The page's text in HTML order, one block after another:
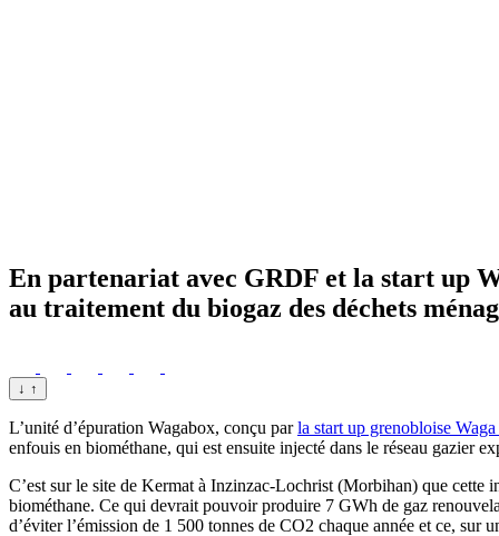
En partenariat avec GRDF et la start up
au traitement du biogaz des déchets
↓ ↑
L’unité d’épuration Wagabox, conçu parla start up grenobloise
enfouis en biométhane, qui est ensuite injecté dans le réseau gazier
C’est sur le site de Kermat à Inzinzac-Lochrist (Morbihan) que cette
biométhane. Ce qui devrait pouvoir produire 7 GWh de gaz
d’éviter l’émission de 1 500 tonnes de CO2 chaque année et ce, sur